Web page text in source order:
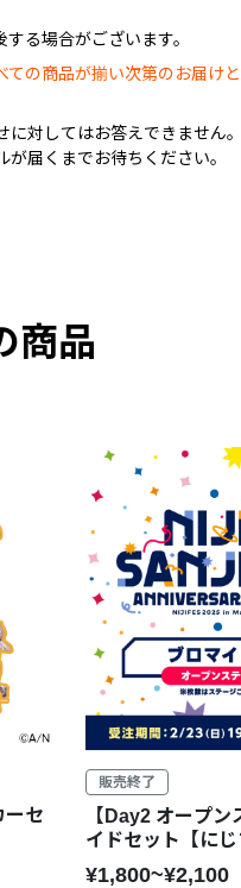
る場合がございます。
ての商品が揃い次第のお届け
対してはお答えできません。
が届くまでお待ちください。
商品
ーセ
販売終了
【Day2 オープ
イドセット【にじ
¥1,800~¥2,100